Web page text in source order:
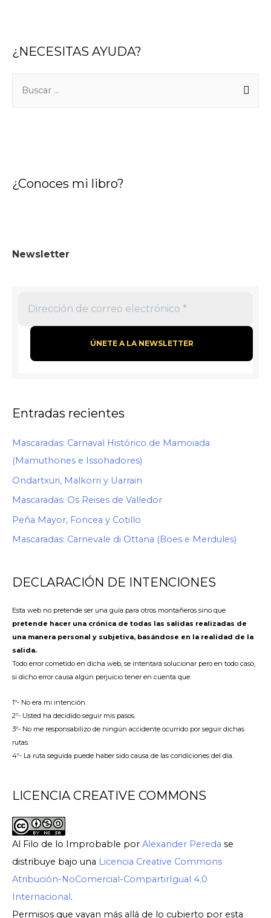
¿NECESITAS AYUDA?
¿Conoces mi libro?
Newsletter
Entradas recientes
Mascaradas: Carnaval Histórico de Mamoiada
(Mamuthones e Issohadores)
Ondartxuri, Malkorri y Uarrain
Mascaradas: Os Reises de Valledor
Peña Mayor, Foncea y Cotillo
Mascaradas: Carnevale di Ottana (Boes e Merdules)
DECLARACIÓN DE INTENCIONES
Esta web no pretende ser una guía para otros montañeros sino que
pretende hacer una crónica de todas las salidas realizadas de
una manera personal y subjetiva, basándose en la realidad de la
salida.
Todo error cometido en dicha web, se intentará solucionar pero en todo caso,
si dicho error causa algún perjuicio tener en cuenta que:
1º- No era mi intención.
2º- Usted ha decidido seguir mis pasos.
3º- No me responsabilizo de ningún accidente ocurrido por seguir dichas
rutas.
4º- La ruta seguida puede haber sido causa de las condiciones del día.
LICENCIA CREATIVE COMMONS
Al Filo de lo Improbable por Alexander Pereda se
distribuye bajo una Licencia Creative Commons
Atribución-NoComercial-CompartirIgual 4.0
Internacional .
Permisos que vayan más allá de lo cubierto por esta